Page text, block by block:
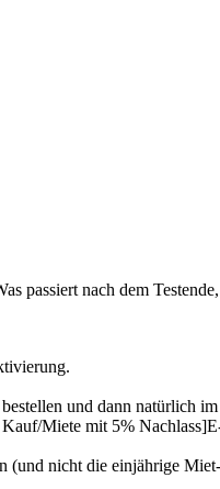
passiert nach dem
und dann natürlich
Miete mit 5%
nicht die einjährige